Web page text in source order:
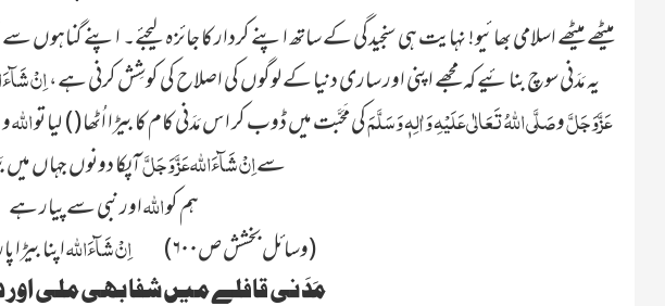
میٹھے میٹھے اسلامی بھائیو! نہایت ہی سنجیدگی کے ساتھ اپنے کردار کا جائزہ لیجئے۔ اپنے گناہوں سے
یہ مَدَنی سوچ بنائیے کہ مجھے اپنی اور ساری دنیا کے لوگوں کی اصلاح کی کوشِش کرنی ہے،اِنْ
عَزَّوَجَلَّوصَلَّی اللہُ تَعَالٰی عَلَیْہِ وَاٰلِہٖ وَسَلَّمَکی مَحَبَّت میں ڈوب کر اس مَدَنی کام کا بیڑا اُٹھا ( ) لیا تواللہ
سےاِنْ شَآءَاللہ عَزَّ وَجَلَّ
ہم کواللہاور نبی سے پیار ہے
اِنْ شَآءَاللہاپنا
مَدَنی قافلے میں شفا بھی ملی اور